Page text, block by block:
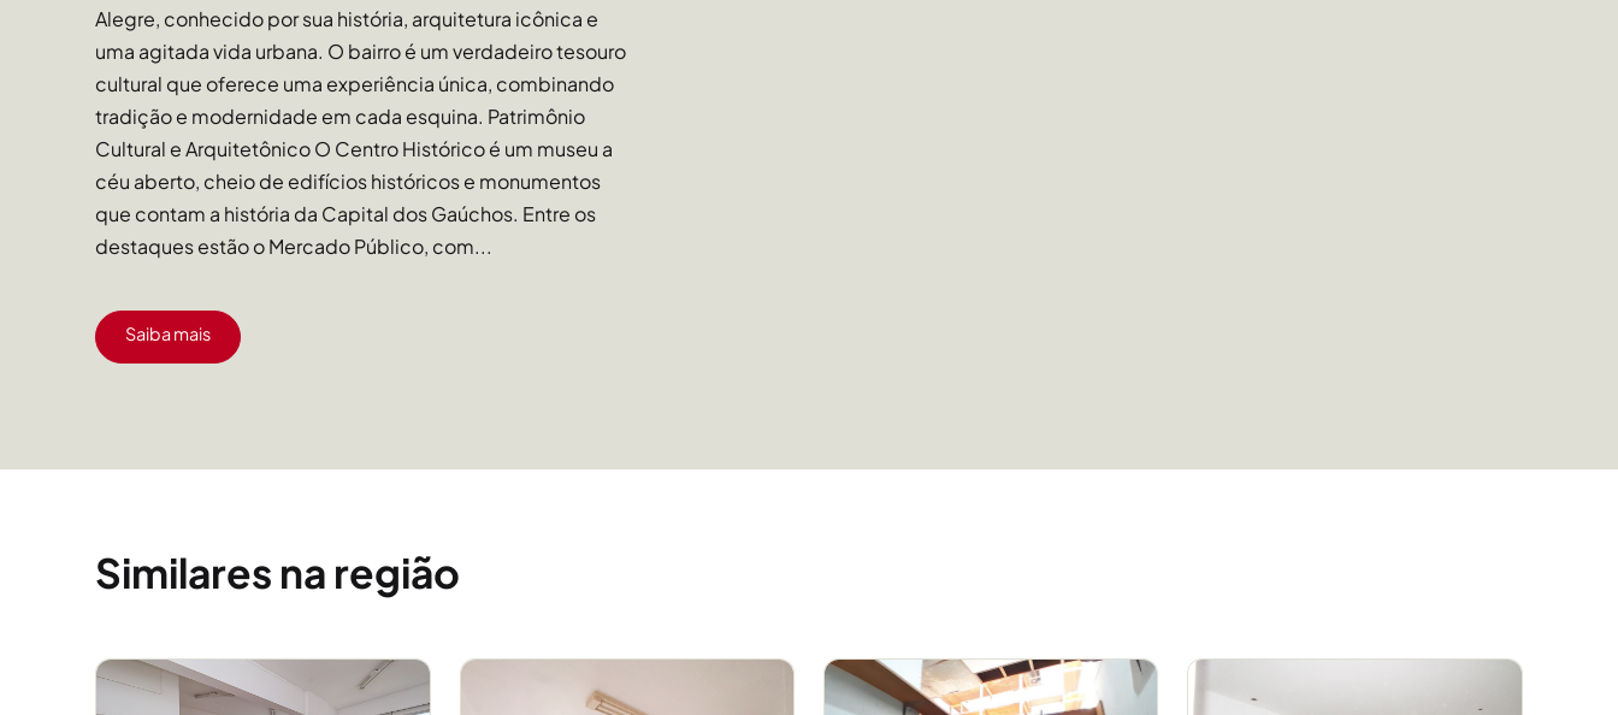
Alegre, conhecido por sua história, arquitetura icônica e
uma agitada vida urbana. O bairro é um verdadeiro tesouro
cultural que oferece uma experiência única, combinando
tradição e modernidade em cada esquina. Patrimônio
Cultural e Arquitetônico O Centro Histórico é um museu a
céu aberto, cheio de edifícios históricos e monumentos
que contam a história da Capital dos Gaúchos. Entre os
destaques estão o Mercado Público, com...
Saiba mais
Similares na região